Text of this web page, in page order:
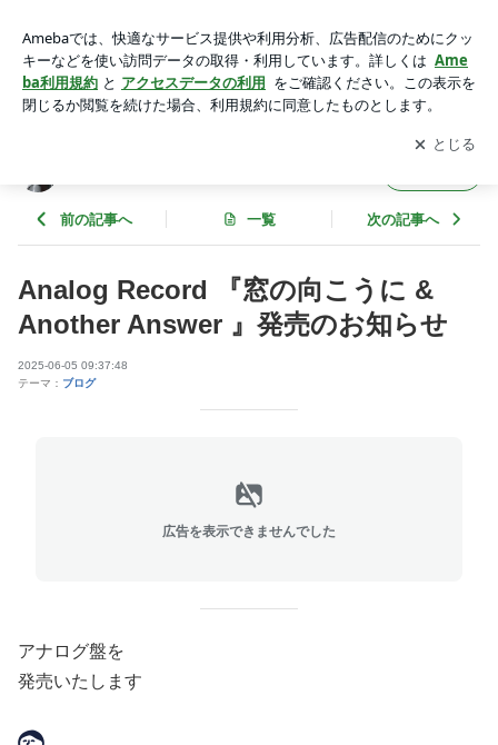
知らせ | 続・それでも私は歌手なのさ
アプリをダウンロードして ブログの更新通知
を受け取りまし
ょう。
開く
前の記事へ 一覧 次の記事へ
Analog Record 『窓の向こうに &
Another Answer 』発売のお知らせ
2025-06-05 09:37:48
テーマ： ブログ
広告を表示できませんでした
アナログ盤を
発売いたします